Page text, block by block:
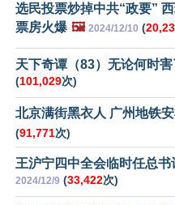
选民投票炒掉中共“政要”
票房火爆 🖼️ 2024/12/10 (
天下奇谭（83）无论何时
(101,029次)
北京满街黑衣人 广州地铁
(91,771次)
王沪宁四中全会临时任总
2024/12/9 (33,422次)